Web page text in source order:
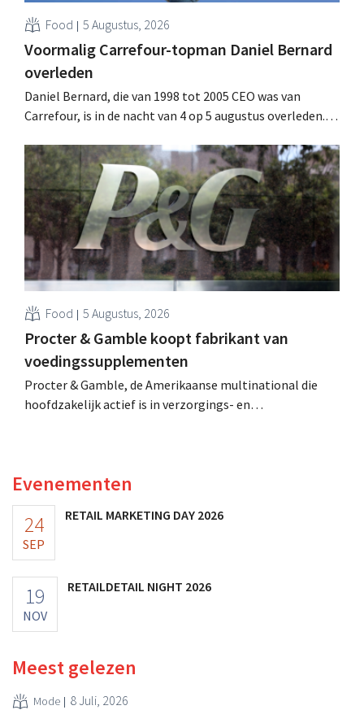
Food 5 Augustus, 2026
Voormalig Carrefour-topman Daniel Bernard
overleden
Daniel Bernard, die van 1998 tot 2005 CEO was van
Carrefour, is in de nacht van 4 op 5 augustus overleden.
retailer, realiseerde de fusie met Promodès en nam
toenmalig Belgisch marktleider GB over.
Food 5 Augustus, 2026
Procter & Gamble koopt fabrikant van
voedingssupplementen
Procter & Gamble, de Amerikaanse multinational die
hoofdzakelijk actief is in verzorgings- en
Evenementen
24
SEP
RETAIL MARKETING DAY 2026
19
NOV
RETAILDETAIL NIGHT 2026
Meest gelezen
Mode 8 Juli, 2026